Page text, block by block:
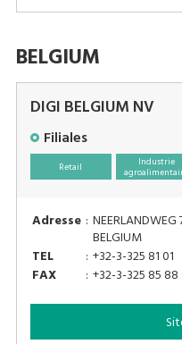
BELGIUM
DIGI BELGIUM NV
Filiales
Retail Industrie
Adresse : NEERLANDWEG
BELGIUM
TEL
: +32-3-325 81 01
FAX
: +32-3-325 85 88